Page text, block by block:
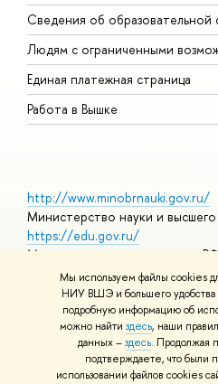
Мы используем файлы cookies
НИУ ВШЭ и большего удобства
подробную информацию об
можно найти здесь, наши
данных –здесь. Продолжая
подтверждаете, что были
использовании файлов cookies
Сведения об образовательной
Людям с ограниченными
Единая платежная страница
Работа в Вышке
http://www.minobrnauki.gov.ru/
Министерство науки и
https://edu.gov.ru/
Министерство просвещения РФ
https://elearning.hse.ru/mooc
Массовые открытые онлайн-
© НИУ ВШЭ 1993–2026 Адреса и
использования материалов